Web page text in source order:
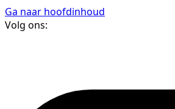
Ga naar hoofdinhoud
Volg ons: